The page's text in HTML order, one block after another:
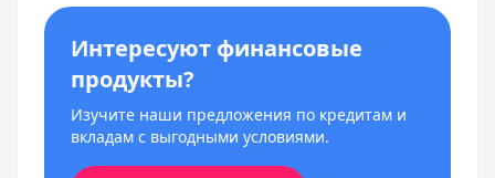
Интересуют финансовые
продукты?
Изучите наши предложения по кредитам и
вкладам с выгодными условиями.